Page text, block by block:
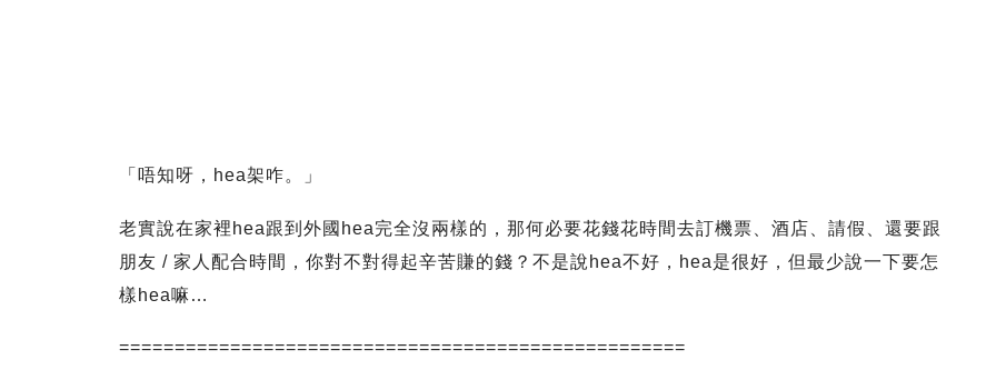
「唔知呀，hea架咋。」
老實說在家裡hea跟到外國hea完全沒兩樣的，那何必要花錢花時間去訂機票、酒店、請假、還要跟
朋友 / 家人配合時間，你對不對得起辛苦賺的錢？不是說hea不好，hea是很好，但最少說一下要怎
樣hea嘛…
===================================================